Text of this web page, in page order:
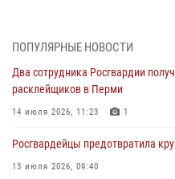
Сотрудники Росгвардии приняли
28 июля 2026, 10:44 1
Росгвардейцы оказали силовую
28 июля 2026, 06:15
ПОПУЛЯРНЫЕ НОВОСТИ
Два сотрудника Росгвардии
расклейщиков в Перми
14 июля 2026, 11:23 1
Росгвардейцы предотвратила
13 июля 2026, 09:40